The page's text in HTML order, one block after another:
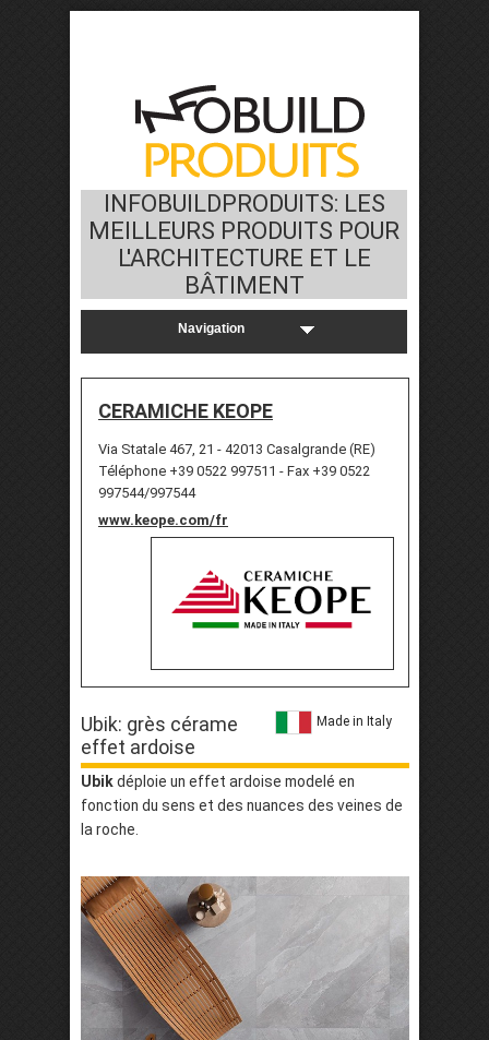
INFOBUILDPRODUITS: LES
MEILLEURS PRODUITS POUR
L'ARCHITECTURE ET LE
BÂTIMENT
CERAMICHE KEOPE
Via Statale 467, 21 - 42013 Casalgrande (RE)
Téléphone +39 0522 997511 - Fax +39 0522
997544/997544
www.keope.com/fr
Ubik: grès cérame
effet ardoise
Made in Italy
Ubikdéploie un effet ardoise modelé en
fonction du sens et des nuances des veines de
la roche.